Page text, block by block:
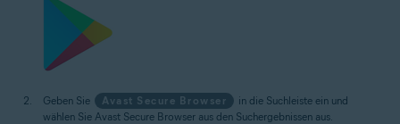
Geben Sie Avast Secure Browser
in die Suchleiste ein und
wählen Sie Avast Secure Browser aus den Suchergebnissen aus.